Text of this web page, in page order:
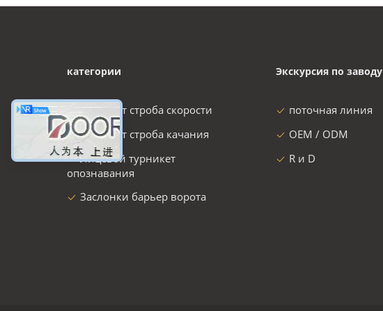
категории
турникет строба скорости
турникет строба качания
Лицевой турникет
опознавания
Заслонки барьер ворота
Экскурсия по заводу
поточная линия
OEM / ODM
R и D